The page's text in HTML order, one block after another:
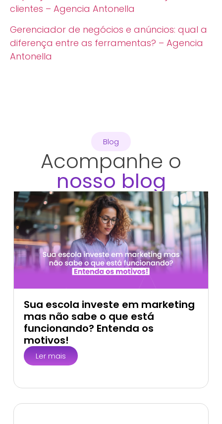
clientes – Agencia Antonella
Gerenciador de negócios e anúncios: qual a
diferença entre as ferramentas? – Agencia
Antonella
Blog
Acompanhe o
nosso blog
Sua escola investe em marketing
mas não sabe o que está
funcionando? Entenda os
motivos!
Ler mais